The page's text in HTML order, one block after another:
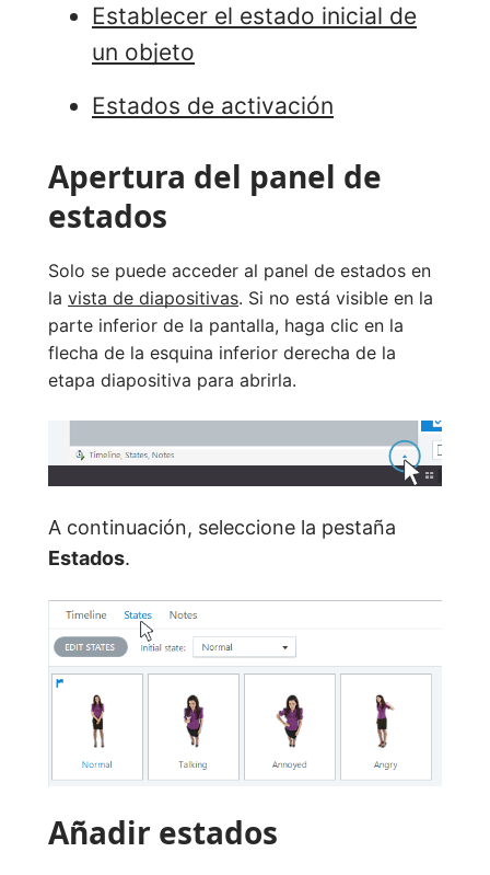
Establecer el estado inicial de
un objeto
Estados de activación
Apertura del panel de
estados
Solo se puede acceder al panel de estados en
la vista de diapositivas. Si no está visible en la
parte inferior de la pantalla, haga clic en la
flecha de la esquina inferior derecha de la
etapa diapositiva para abrirla.
A continuación, seleccione la pestaña
Estados.
Añadir estados